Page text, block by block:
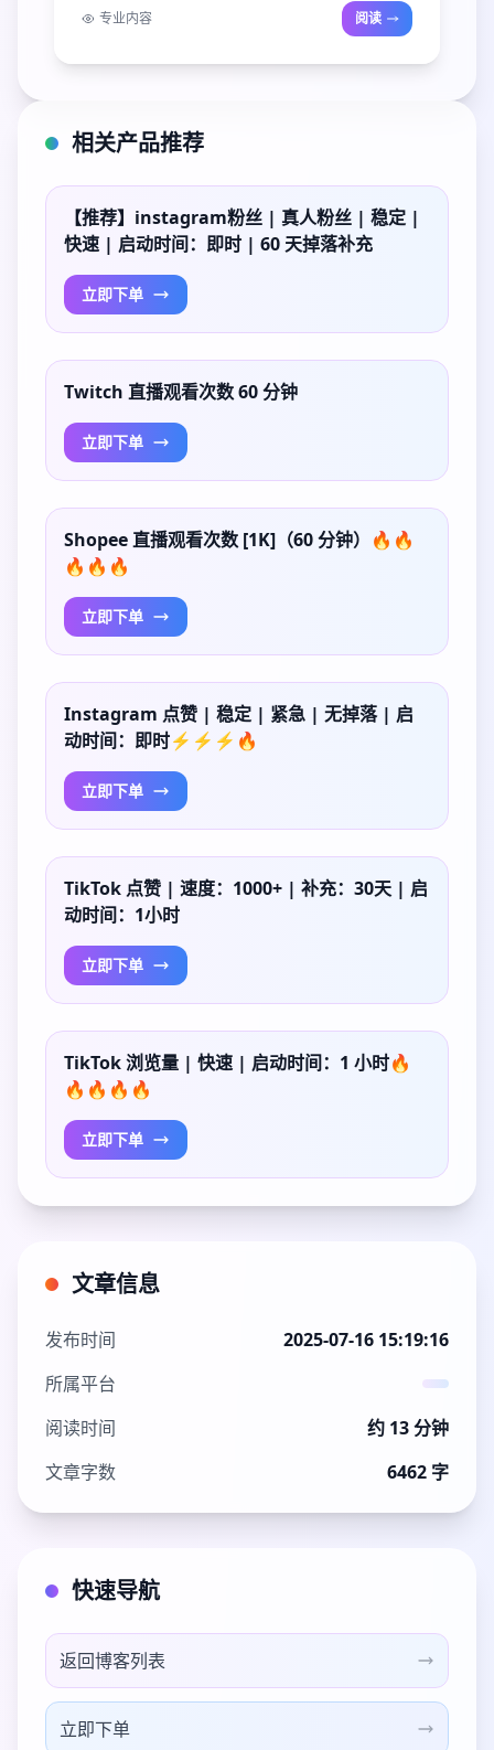
专业内容 阅读
相关产品推荐
【推荐】instagram粉丝 | 真人粉丝 | 稳定 |
快速 | 启动时间：即时 | 60 天掉落补充
立即下单
Twitch 直播观看次数 60 分钟
立即下单
Shopee 直播观看次数 [1K]（60 分钟）🔥🔥
🔥🔥🔥
立即下单
Instagram 点赞 | 稳定 | 紧急 | 无掉落 | 启
动时间：即时⚡⚡⚡🔥
立即下单
TikTok 点赞 | 速度：1000+ | 补充：30天 | 启
动时间：1小时
立即下单
TikTok 浏览量 | 快速 | 启动时间：1 小时🔥
🔥🔥🔥🔥
立即下单
文章信息
发布时间
2025-07-16 15:19:16
所属平台
阅读时间
约 13 分钟
文章字数
6462 字
快速导航
返回博客列表
立即下单